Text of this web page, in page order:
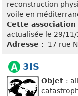
reconstruction
voile en
Cette association
actualisée le 29/11/
Adresse : 17 rue
3IS
Objet :